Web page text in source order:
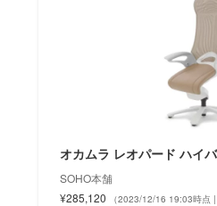
オカムラ レオパード ハイ
SOHO本舗
¥285,120
（2023/12/16 19:03時点 |